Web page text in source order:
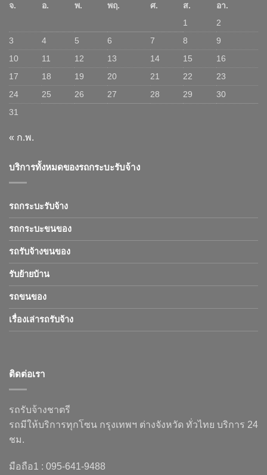
จ. อ. พ. พฤ. ศ. ส.
อา.
1
2
3
4 5 6 7 8
9
10
11 12 13 14 15
16
17
18 19 20 21 22
23
24
25 26 27 28 29
30
31
« ก.พ.
บริการทั้งหมดของรถกระบะรับจ้าง
รถกระบะรับจ้าง
รถกระบะขนของ
รถรับจ้างขนของ
รับย้ายบ้าน
รถขนของ
เรื่องเล่ารถรับจ้าง
ติดต่อเรา
รถรับจ้างชาตรี
รถมีให้บริการทุกโซน กรุงเทพฯ ต่างจังหวัด ทั่วไทย บริการ 24
ชม.
มือถือ1 : 095-641-9488